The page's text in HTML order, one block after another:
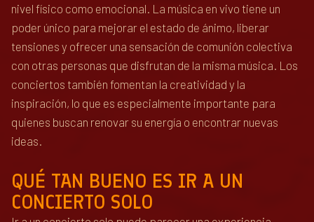
nivel físico como emocional. La música en vivo tiene un
poder único para mejorar el estado de ánimo, liberar
tensiones y ofrecer una sensación de comunión colectiva
con otras personas que disfrutan de la misma música. Los
conciertos también fomentan la creatividad y la
inspiración, lo que es especialmente importante para
quienes buscan renovar su energía o encontrar nuevas
ideas.
QUÉ TAN BUENO ES IR A UN
CONCIERTO SOLO